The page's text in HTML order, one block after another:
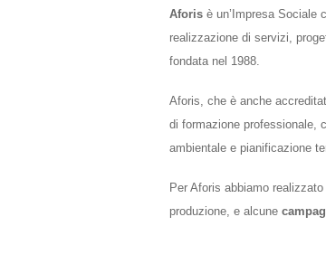
Aforis è un’Impresa Sociale
realizzazione di servizi,
fondata nel 1988.
Aforis, che è anche
di formazione professionale,
ambientale e pianificazione
Per Aforis abbiamo realizzato
produzione, e alcune